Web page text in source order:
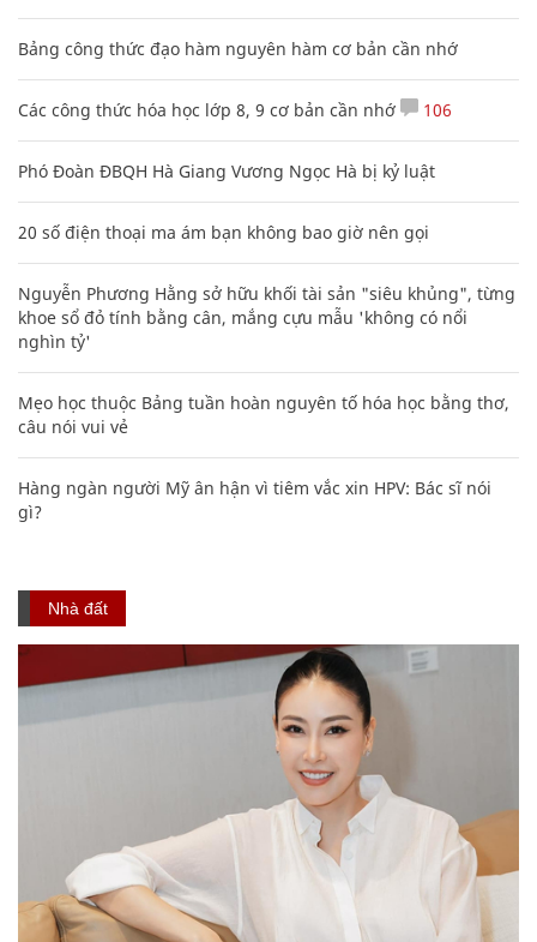
Bảng công thức đạo hàm nguyên hàm cơ bản cần nhớ
Các công thức hóa học lớp 8, 9 cơ bản cần nhớ 106
Phó Đoàn ĐBQH Hà Giang Vương Ngọc Hà bị kỷ luật
20 số điện thoại ma ám bạn không bao giờ nên gọi
Nguyễn Phương Hằng sở hữu khối tài sản "siêu khủng", từng
khoe sổ đỏ tính bằng cân, mắng cựu mẫu 'không có nổi
nghìn tỷ'
Mẹo học thuộc Bảng tuần hoàn nguyên tố hóa học bằng thơ,
câu nói vui vẻ
Hàng ngàn người Mỹ ân hận vì tiêm vắc xin HPV: Bác sĩ nói
gì?
Nhà đất